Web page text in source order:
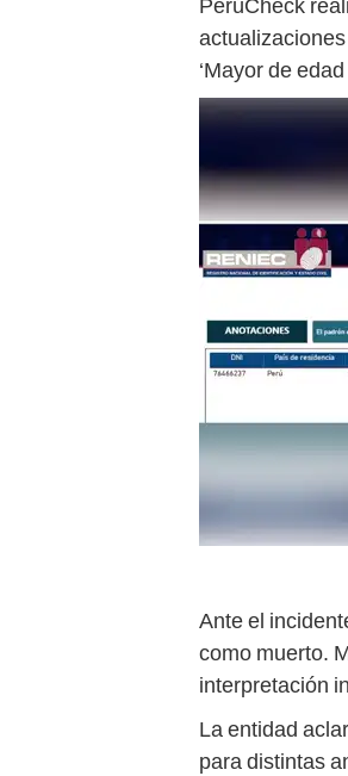
PerúCheck
‘Mayor de
Ante el
como muerto.
interpretación
La entidad
para distintas